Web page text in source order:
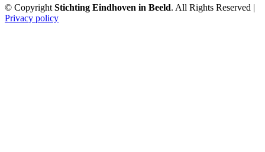
© Copyright Stichting Eindhoven in Beeld. All Rights Reserved |
Privacy policy